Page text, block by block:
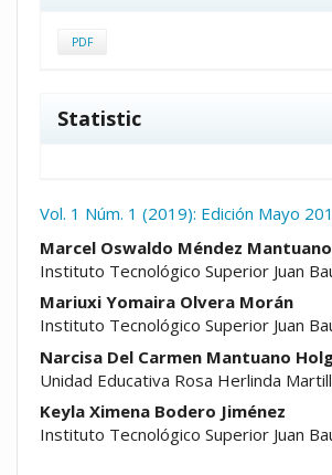
PDF
Statistic
Vol. 1 Núm. 1 (2019): Edición Mayo
Marcel Oswaldo Méndez Mantuano
Instituto Tecnológico Superior Juan
Mariuxi Yomaira Olvera Morán
Instituto Tecnológico Superior Juan
Narcisa Del Carmen Mantuano
Unidad Educativa Rosa Herlinda
Keyla Ximena Bodero Jiménez
Instituto Tecnológico Superior Juan